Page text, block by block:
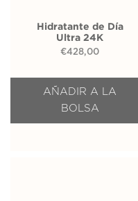
Hidratante de Día
Ultra 24K
€428,00
AÑADIR A LA
BOLSA